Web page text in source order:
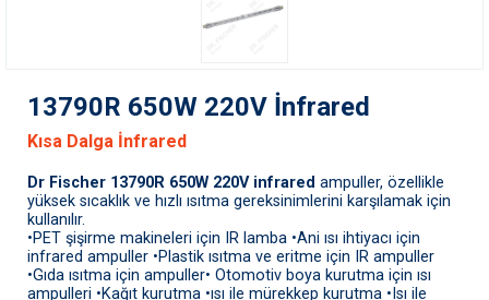
13790R 650W 220V İnfrared
Kısa Dalga İnfrared
Dr Fischer 13790R 650W 220V infrared ampuller, özellikle
yüksek sıcaklık ve hızlı ısıtma gereksinimlerini karşılamak için
kullanılır.
•PET şişirme makineleri için IR lamba •Ani ısı ihtiyacı için
infrared ampuller •Plastik ısıtma ve eritme için IR ampuller
•Gıda ısıtma için ampuller• Otomotiv boya kurutma için ısı
ampulleri •Kağıt kurutma •ısı ile mürekkep kurutma •Isı ile